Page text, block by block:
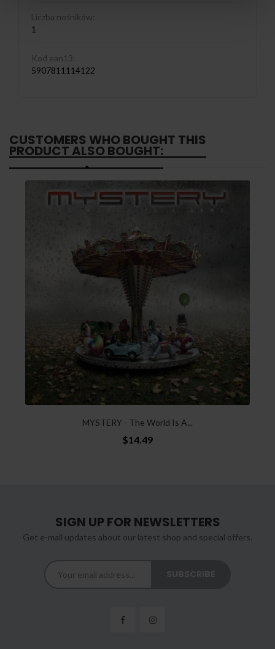
Liczba nośników:
1
Kod ean13:
5907811114122
CUSTOMERS WHO BOUGHT THIS
PRODUCT ALSO BOUGHT:
MYSTERY - The World Is A...
$14.49
SIGN UP FOR NEWSLETTERS
Get e-mail updates about our latest shop and special offers.